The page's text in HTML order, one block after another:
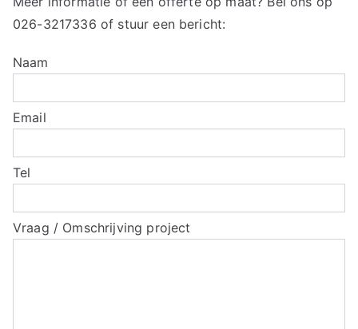
026-3217336 of stuur een bericht:
Naam
Email
Tel
Vraag / Omschrijving project